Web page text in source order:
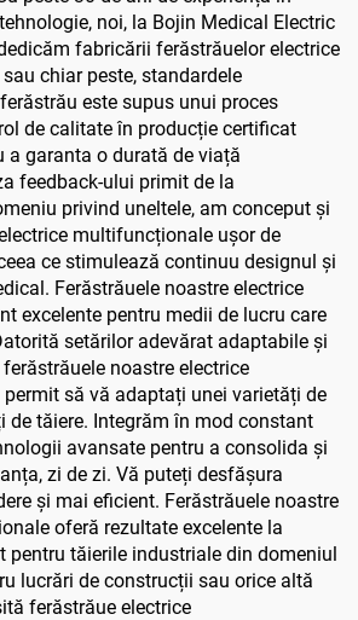
noi, la Bojin Medical Electric
fabricării ferăstrăuelor electrice
chiar peste, standardele
este supus unui proces
de calitate în producție certificat
a garanta o durată de viață
feedback-ului primit de la
privind uneltele, am conceput și
multifuncționale ușor de
ce stimulează continuu designul și
Ferăstrăuele noastre electrice
excelente pentru medii de lucru care
setărilor adevărat adaptabile și
noastre electrice
să vă adaptați unei varietăți de
de tăiere. Integrăm în mod constant
avansate pentru a consolida și
zi de zi. Vă puteți desfășura
și mai eficient. Ferăstrăuele noastre
oferă rezultate excelente la
pentru tăierile industriale din domeniul
lucrări de construcții sau orice altă
ferăstrăue electrice